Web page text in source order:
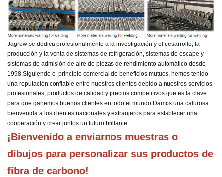
Jagrow se dedica profesionalmente a la investigación y el desarrollo, la
producción y la venta de sistemas de refrigeración, sistemas de escape y
sistemas de admisión de aire de piezas de rendimiento automático desde
1998.Siguiendo el principio comercial de beneficios mutuos, hemos tenido
una reputación confiable entre nuestros clientes debido a nuestros servicios
profesionales, productos de calidad y precios competitivos.que es la clave
para que ganemos buenos clientes en todo el mundo.Damos una calurosa
bienvenida a los clientes nacionales y extranjeros para establecer una
cooperación y crear juntos un futuro brillante.
¡Bienvenido a enviarnos muestras o
dibujos para personalizar sus productos de
fibra de carbono!